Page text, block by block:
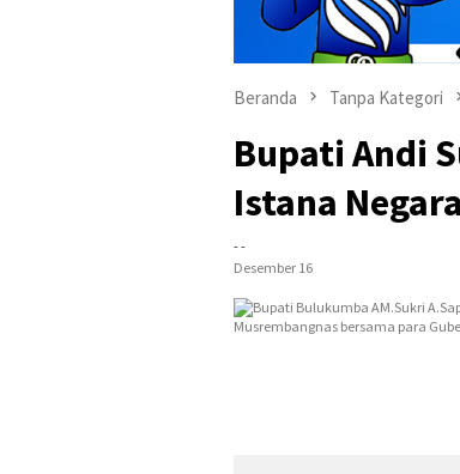
Beranda Tanpa Kategori
Bupati Andi
Istana Negara
- -
Desember 16